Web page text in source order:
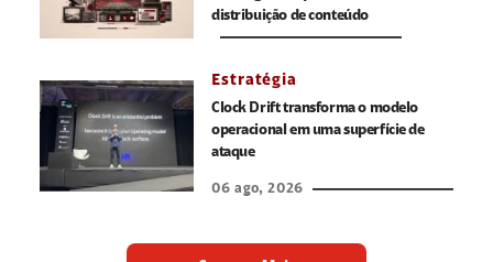
distribuição de conteúdo
Estratégia
Clock Drift transforma o modelo
operacional em uma superfície de
ataque
06 ago, 2026